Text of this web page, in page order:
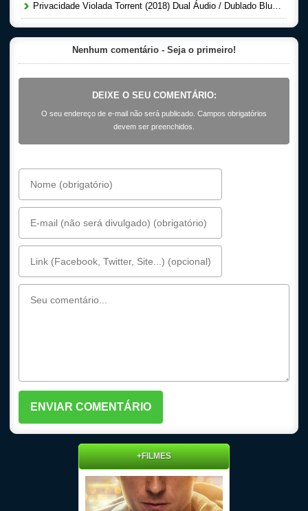
Privacidade Violada Torrent (2018) Dual Áudio / Dublado BluRay 720p | 1080p – Download
Nenhum comentário - Seja o primeiro!
DEIXE O SEU COMENTÁRIO:
O seu endereço de e-mail não será publicado. Campos obrigatórios
devem ser preenchidos.
+FILMES